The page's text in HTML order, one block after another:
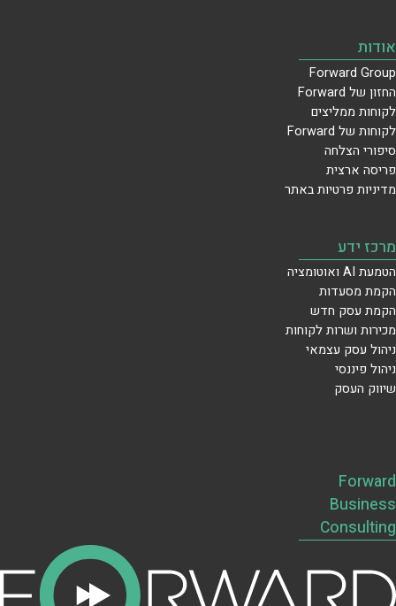
אודות
Forward Group
החזון של Forward
לקוחות ממליצים
לקוחות של Forward
סיפורי הצלחה
פריסה ארצית
מדיניות פרטיות באתר
מרכז ידע
הטמעת AI ואוטומציה
הקמת מסעדות
הקמת עסק חדש
מכירות ושרות לקוחות
ניהול עסק עצמאי
ניהול פיננסי
שיווק העסק
Forward
Business
Consulting